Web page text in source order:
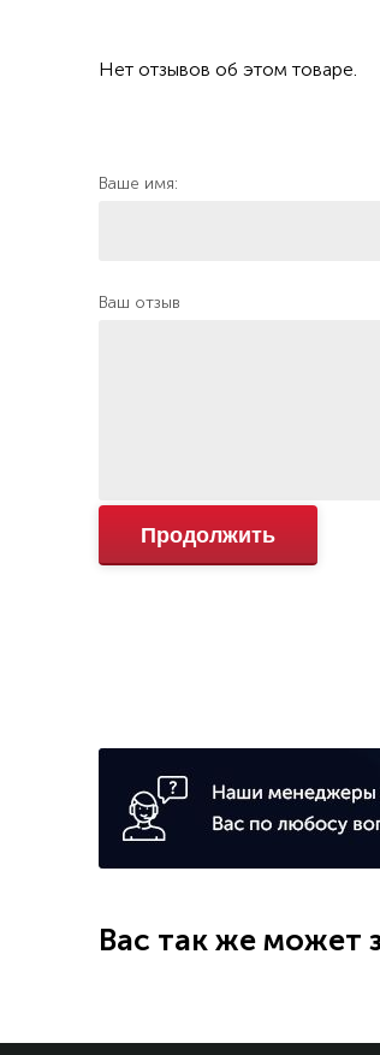
Нет отзывов об этом товаре.
Ваше имя:
Ваш отзыв
Продолжить
Вас так же может